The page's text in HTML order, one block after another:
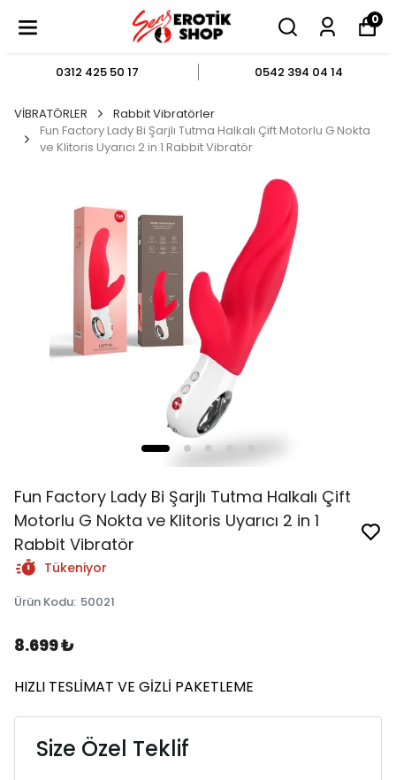
0
0312 425 50 17 0542 394 04 14
VİBRATÖRLER
Rabbit Vibratörler
Fun Factory Lady Bi Şarjlı Tutma Halkalı Çift Motorlu G Nokta
ve Klitoris Uyarıcı 2 in 1 Rabbit Vibratör
Fun Factory Lady Bi Şarjlı Tutma Halkalı Çift
Motorlu G Nokta ve Klitoris Uyarıcı 2 in 1
Rabbit Vibratör
Tükeniyor
Ürün Kodu: 50021
8.699 ₺
HIZLI TESLİMAT VE GİZLİ PAKETLEME
Size Özel Teklif